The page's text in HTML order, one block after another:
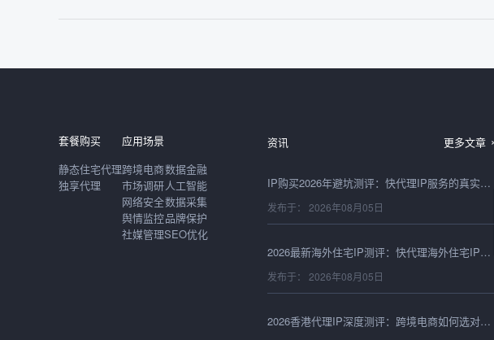
套餐购买
静态住宅代理
独享代理
应用场景
跨境电商
市场调研
网络安全
舆情监控
社媒管理
数据金融
人工智能
数据采集
品牌保护
SEO优化
资讯 更多文章
发布于： 2026年08月06日
IP购买2026年避坑测评：快代理IP服务的真实性能与性价比实测
发布于： 2026年08月05日
2026最新海外住宅IP测评：快代理海外住宅IP跨境适配与性能实测
发布于： 2026年08月05日
2026香港代理IP深度测评：跨境电商如何选对高速稳定的节点？